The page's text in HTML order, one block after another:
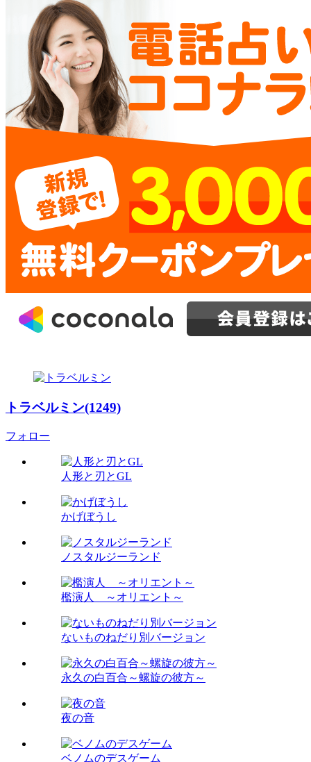
トラベルミン(1249)
フォロー
人形と刃とGL
かげぼうし
ノスタルジーランド
檻演人 ～オリエント～
ないものねだり別バージョン
永久の白百合～螺旋の彼方～
夜の音
ベノムのデスゲーム